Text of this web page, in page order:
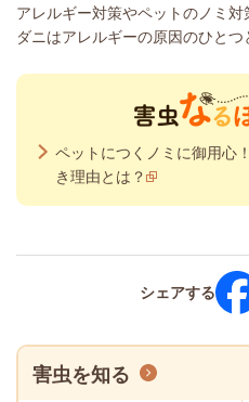
アレルギー対策やペットのノミ対
ダニはアレルギーの原因のひとつ
ペットにつくノミに御用心
き理由とは？
シェアする
害虫を知る